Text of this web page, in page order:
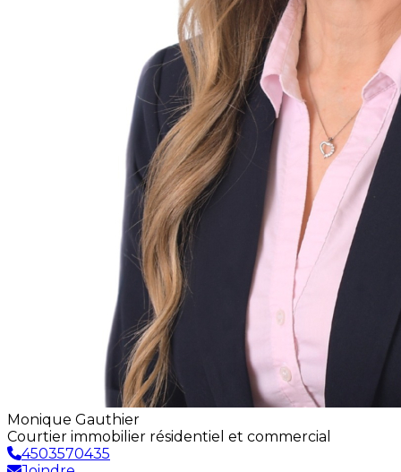
Monique Gauthier
Courtier immobilier résidentiel et commercial
4503570435